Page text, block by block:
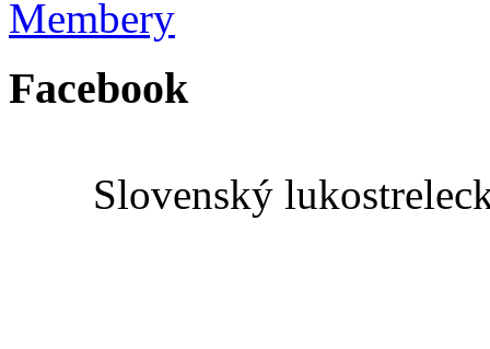
Facebook
Slovenský